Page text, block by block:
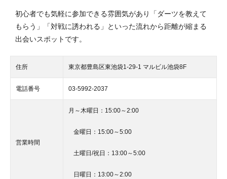
初心者でも気軽に参加できる雰囲気があり「ダーツを教えて
もらう」「対戦に誘われる」といった流れから距離が縮まる
出会いスポットです。
住所 東京都豊島区東池袋1-29-1 マルビル池袋8F
電話番号 03-5992-2037
営業時間
月～木曜日：15:00～2:00
金曜日：15:00～5:00
土曜日/祝日：13:00～5:00
日曜日：13:00～2:00